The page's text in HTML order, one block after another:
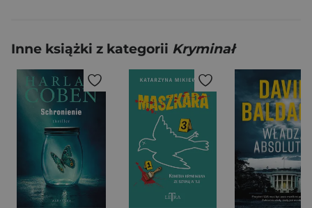
Inne książki z kategorii Kryminał